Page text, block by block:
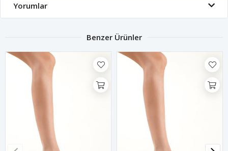
Yorumlar
Benzer Ürünler